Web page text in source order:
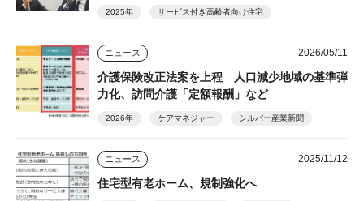
2025年 サービス付き高齢者向け住宅
ニュース 2026/05/11
介護保険改正法案を上程 人口減少地域の基準弾
力化、訪問介護「定額報酬」など
2026年 ケアマネジャー シルバー産業新聞
ニュース 2025/11/12
住宅型有老ホーム、規制強化へ